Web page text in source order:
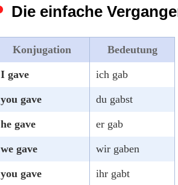
Die einfache
Konjugation Bedeutung
I gave ich gab
you gave du gabst
he gave er gab
we gave wir gaben
you gave ihr gabt